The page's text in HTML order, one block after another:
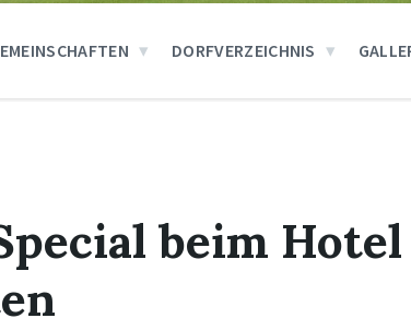
DORFVERZEICHNIS
beim